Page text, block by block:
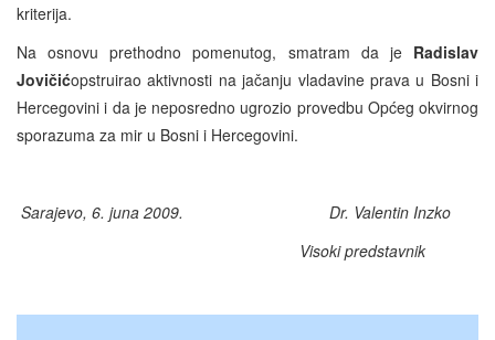
kriterija.
Na osnovu prethodno pomenutog, smatram da je Radislav
Jovičićopstruirao aktivnosti na jačanju vladavine prava u Bosni i
Hercegovini i da je neposredno ugrozio provedbu Općeg okvirnog
sporazuma za mir u Bosni i Hercegovini.
Sarajevo, 6. juna 2009.
Dr. Valentin Inzko
Visoki predstavnik